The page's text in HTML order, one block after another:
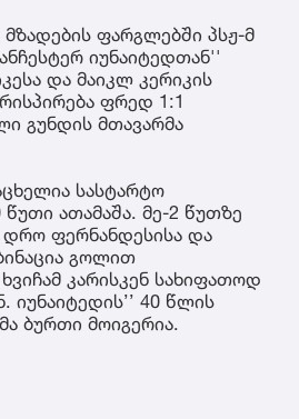
ფარგლებში პსჟ-მ
იუნაიტედთან''
და მაიკლ კერიკის
ფრედ 1:1
გუნდის მთავარმა
სასტარტო
ათამაშა. მე-2 წუთზე
დრო ფერნანდესისა და
გოლით
კარისკენ სახიფათოდ
იუნაიტედის’’ 40 წლის
ბურთი მოიგერია.